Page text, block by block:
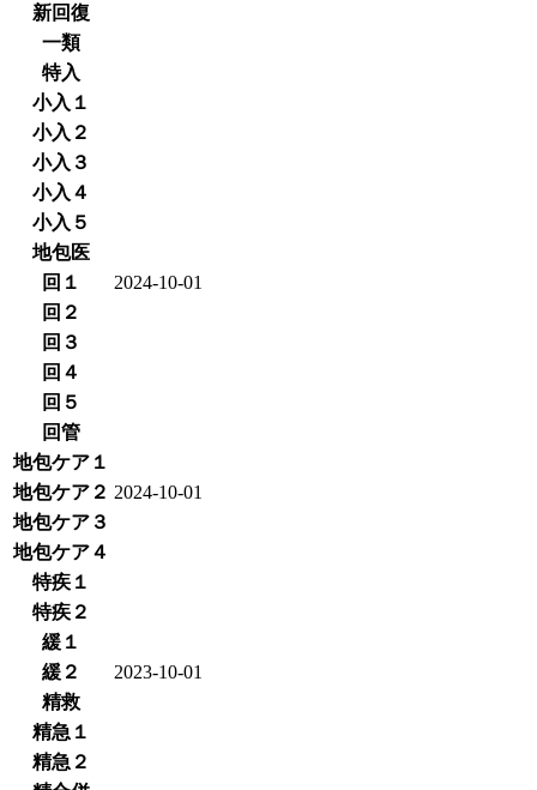
新回復
一類
特入
小入１
小入２
小入３
小入４
小入５
地包医
回１
2024-10-01
回２
回３
回４
回５
回管
地包ケア１
地包ケア２ 2024-10-01
地包ケア３
地包ケア４
特疾１
特疾２
緩１
緩２
2023-10-01
精救
精急１
精急２